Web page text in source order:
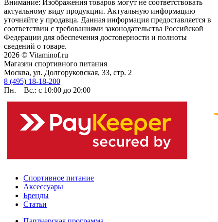
Внимание: Изображения товаров могут не соответствовать
актуальному виду продукции. Актуальную информацию
уточняйте у продавца. Данная информация предоставляется в
соответствии с требованиями законодательства Российской
Федерации для обеспечения достоверности и полноты
сведений о товаре.
2026 © Vitaminof.ru
Магазин спортивного питания
Москва, ул. Долгоруковская, 33, стр. 2
8 (495) 18-18-200
Пн. – Вс.: с 10:00 до 20:00
Спортивное питание
Аксессуары
Бренды
Статьи